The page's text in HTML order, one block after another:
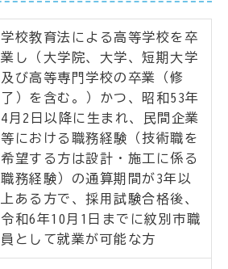
学校教育法による高等学校を卒
業し（大学院、大学、短期大学
及び高等専門学校の卒業（修
了）を含む。）かつ、昭和53年
4月2日以降に生まれ、民間企業
等における職務経験（技術職を
希望する方は設計・施工に係る
職務経験）の通算期間が3年以
上ある方で、採用試験合格後、
令和6年10月1日までに紋別市職
員として就業が可能な方